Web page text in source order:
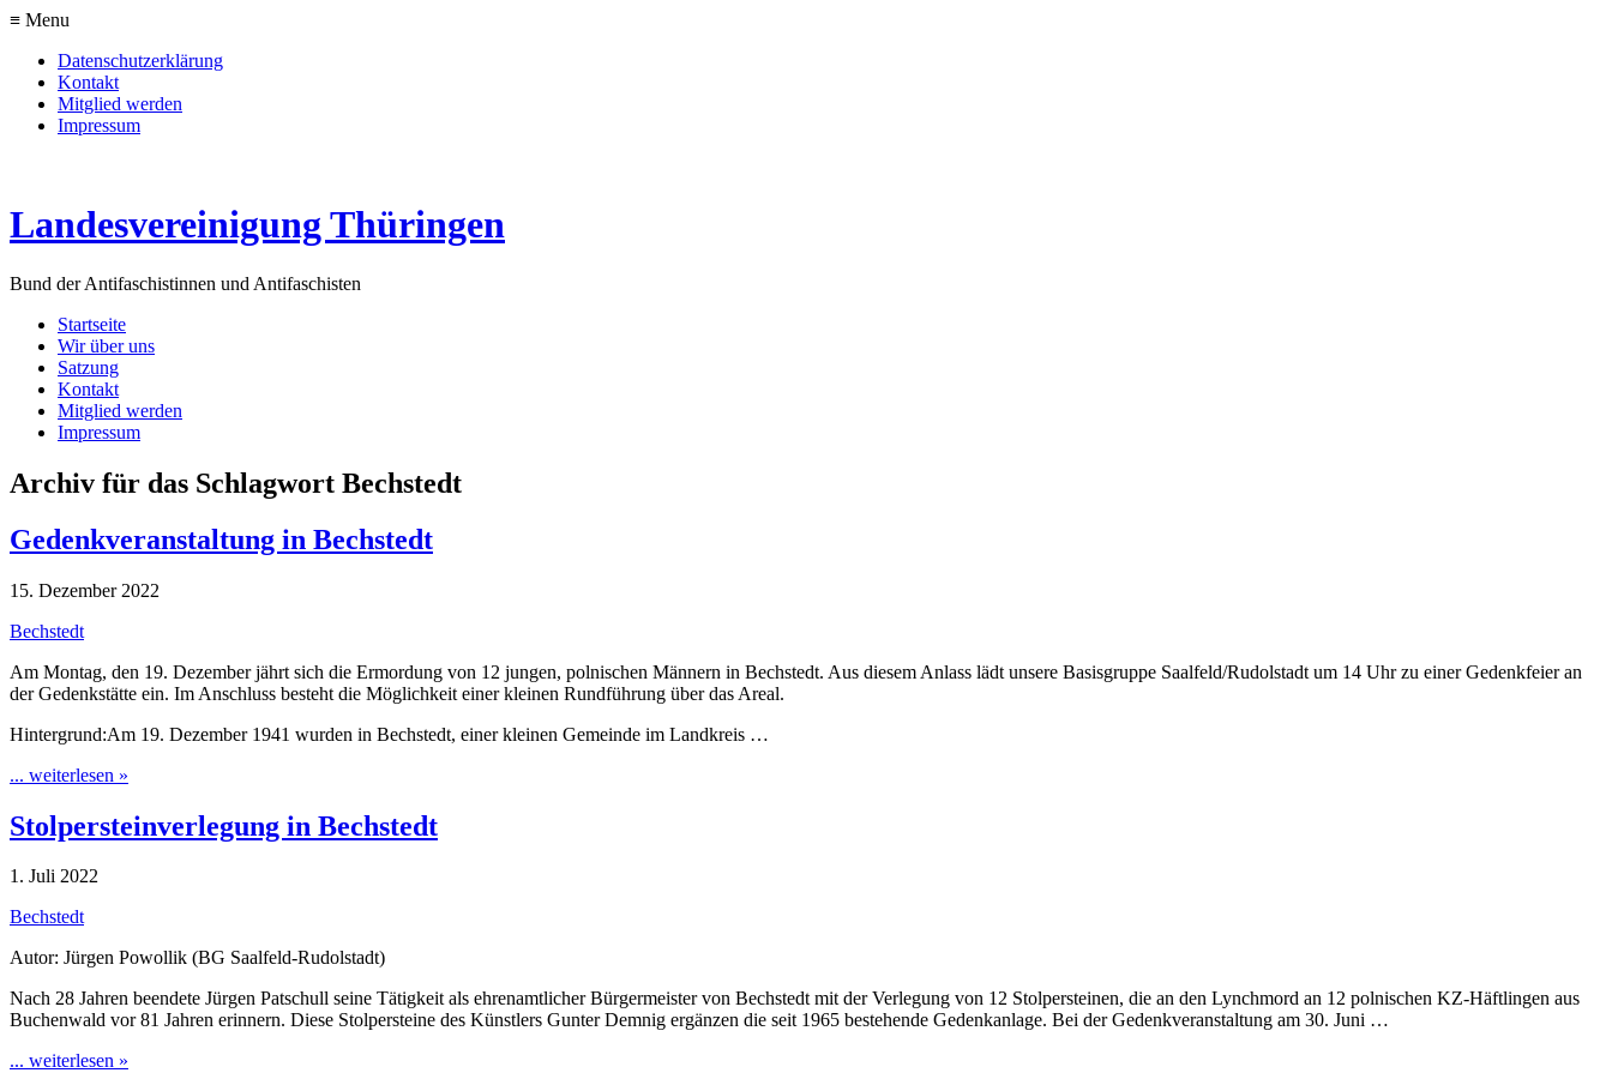
≡ Menu
Datenschutzerklärung
Kontakt
Mitglied werden
Impressum
Landesvereinigung Thüringen
Bund der Antifaschistinnen und Antifaschisten
Startseite
Wir über uns
Satzung
Kontakt
Mitglied werden
Impressum
Archiv für das Schlagwort Bechstedt
Gedenkveranstaltung in Bechstedt
15. Dezember 2022
Bechstedt
Am Montag, den 19. Dezember jährt sich die Ermordung von 12 jungen, polnischen Männern in Bechstedt. Aus diesem Anlass lädt unsere Basisgruppe Saalfeld/Rudolstadt um 14 Uhr zu einer Gedenkfeier an
der Gedenkstätte ein. Im Anschluss besteht die Möglichkeit einer kleinen Rundführung über das Areal.
Hintergrund:Am 19. Dezember 1941 wurden in Bechstedt, einer kleinen Gemeinde im Landkreis …
... weiterlesen »
Stolpersteinverlegung in Bechstedt
1. Juli 2022
Bechstedt
Autor: Jürgen Powollik (BG Saalfeld-Rudolstadt)
Nach 28 Jahren beendete Jürgen Patschull seine Tätigkeit als ehrenamtlicher Bürgermeister von Bechstedt mit der Verlegung von 12 Stolpersteinen, die an den Lynchmord an 12 polnischen KZ-Häftlingen aus
Buchenwald vor 81 Jahren erinnern. Diese Stolpersteine des Künstlers Gunter Demnig ergänzen die seit 1965 bestehende Gedenkanlage. Bei der Gedenkveranstaltung am 30. Juni …
... weiterlesen »